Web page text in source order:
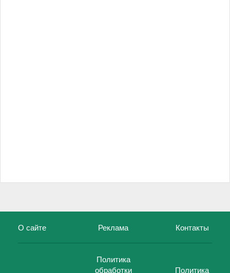
О сайте Реклама Контакты
Политика
обработки
Политика